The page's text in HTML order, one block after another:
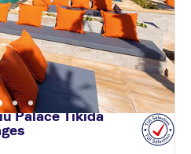
Palace Tikida